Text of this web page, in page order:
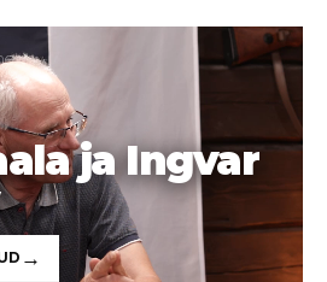
ja Ingvar